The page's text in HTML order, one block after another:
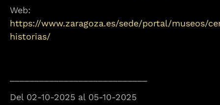
Web:
https://www.zaragoza.es/sede/portal/museos/
historias/
Del 02-10-2025 al 05-10-2025